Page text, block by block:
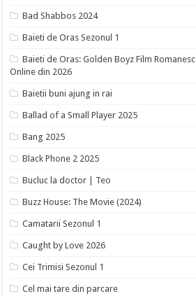
Bad Shabbos 2024
Baieti de Oras Sezonul 1
Baieti de Oras: Golden Boyz Film Romanesc
Online din 2026
Baietii buni ajung in rai
Ballad of a Small Player 2025
Bang 2025
Black Phone 2 2025
Bucluc la doctor | Teo
Buzz House: The Movie (2024)
Camatarii Sezonul 1
Caught by Love 2026
Cei Trimisi Sezonul 1
Cel mai tare din parcare